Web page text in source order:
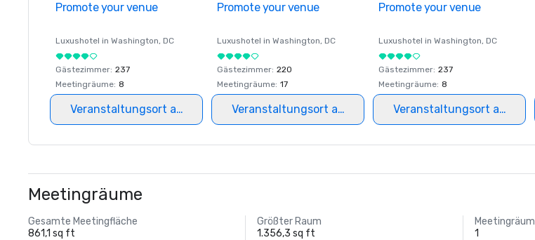
Promote your venue
Luxushotel in Washington, DC
Gästezimmer: 237
Meetingräume: 8
Veranstaltungsort auswählen
Promote your venue
Luxushotel in Washington, DC
Gästezimmer: 220
Meetingräume: 17
Veranstaltungsort auswählen
Promote your venue
Luxushotel in Washington, DC
Gästezimmer: 237
Meetingräume: 8
Veranstaltungsort
Meetingräume
Gesamte Meetingfläche
861,1 sq ft
Größter Raum
1.356,3 sq ft
1